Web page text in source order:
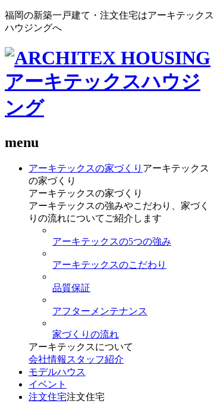
福岡の新築一戸建て・注文住宅はアーキテックス
ハウジングへ
menu
アーキテックスの家づくり アーキテックス
の家づくり
アーキテックスの家づくり
アーキテックスの強みやこだわり、家づく
りの流れについてご紹介します
アーキテックスの5つの強み
アーキテックスのこだわり
品質保証
アフターメンテナンス
家づくりの流れ
アーキテックスについて
会社情報 スタッフ紹介
モデルハウス
イベント
注文住宅注文住宅